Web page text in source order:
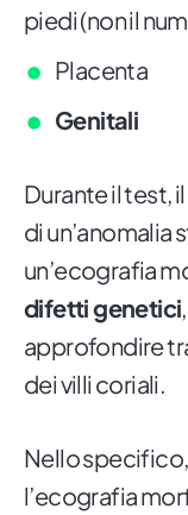
piedi (non il
Placenta
Genitali
Durante il test,
di un’anomalia
un’ecografia
difetti genetici
approfondire
dei villi coriali.
Nello specifico,
l’ecografia